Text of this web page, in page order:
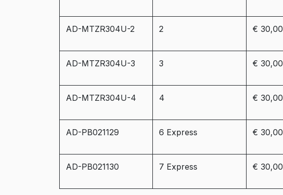
AD-MTZR304U-2 2 € 30,00
AD-MTZR304U-3 3 € 30,00
AD-MTZR304U-4 4 € 30,00
AD-PB021129 6 Express € 30,00
AD-PB021130 7 Express € 30,00